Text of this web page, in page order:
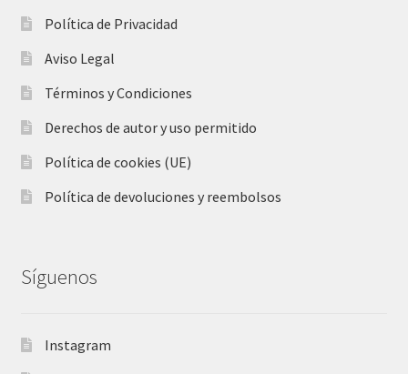
Política de Privacidad
Aviso Legal
Términos y Condiciones
Derechos de autor y uso permitido
Política de cookies (UE)
Política de devoluciones y reembolsos
Síguenos
Instagram